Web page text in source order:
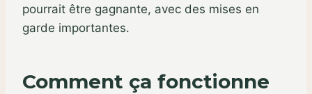
pourrait être gagnante, avec des mises en
garde importantes.
Comment ça fonctionne